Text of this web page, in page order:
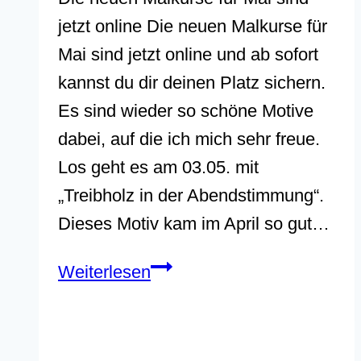
jetzt online Die neuen Malkurse für
Mai sind jetzt online und ab sofort
kannst du dir deinen Platz sichern.
Es sind wieder so schöne Motive
dabei, auf die ich mich sehr freue.
Los geht es am 03.05. mit
„Treibholz in der Abendstimmung“.
Dieses Motiv kam im April so gut…
WeiterlesenNeue